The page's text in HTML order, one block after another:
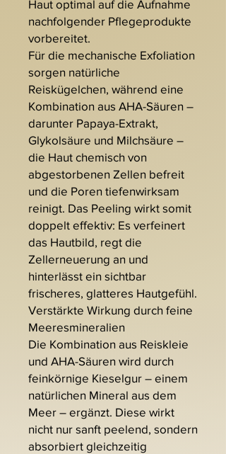
Haut optimal auf die Aufnahme
nachfolgender Pflegeprodukte
vorbereitet.
Für die mechanische Exfoliation
sorgen natürliche
Reiskügelchen, während eine
Kombination aus AHA-Säuren –
darunter Papaya-Extrakt,
Glykolsäure und Milchsäure –
die Haut chemisch von
abgestorbenen Zellen befreit
und die Poren tiefenwirksam
reinigt. Das Peeling wirkt somit
doppelt effektiv: Es verfeinert
das Hautbild, regt die
Zellerneuerung an und
hinterlässt ein sichtbar
frischeres, glatteres Hautgefühl.
Verstärkte Wirkung durch feine
Meeresmineralien
Die Kombination aus Reiskleie
und AHA-Säuren wird durch
feinkörnige Kieselgur – einem
natürlichen Mineral aus dem
Meer – ergänzt. Diese wirkt
nicht nur sanft peelend, sondern
absorbiert gleichzeitig